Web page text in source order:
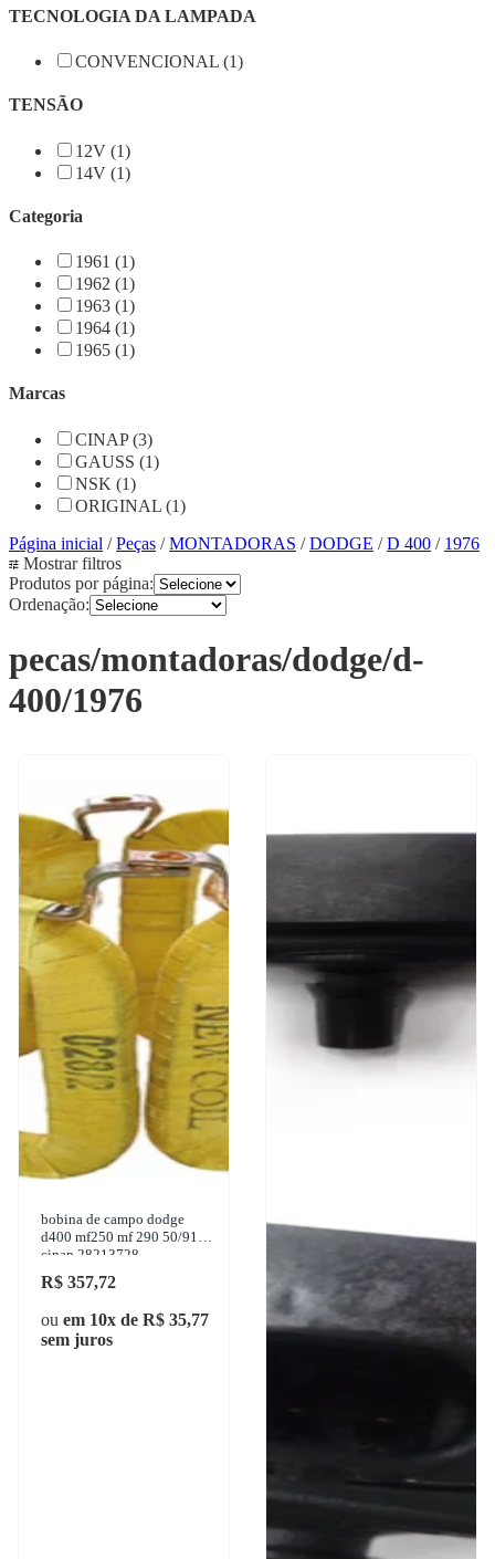
TECNOLOGIA DA LAMPADA
CONVENCIONAL (1)
TENSÃO
12V (1)
14V (1)
Categoria
1961 (1)
1962 (1)
1963 (1)
1964 (1)
1965 (1)
Marcas
CINAP (3)
GAUSS (1)
NSK (1)
ORIGINAL (1)
Página inicial /Peças /MONTADORAS /DODGE /D 400 / 1976
Mostrar filtros
Produtos por página:
Ordenação:
pecas/montadoras/dodge/d-
400/1976
bobina de campo dodge
d400 mf250 mf 290 50/91
cinap 28213728
R$ 357,72
ou em 10x de R$ 35,77
sem juros